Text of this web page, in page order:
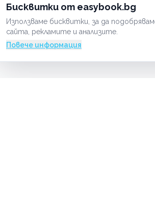
Бисквитки от easybook.bg
Използваме бисквитки, за да
сайта, рекламите и анализите.
Повече информация